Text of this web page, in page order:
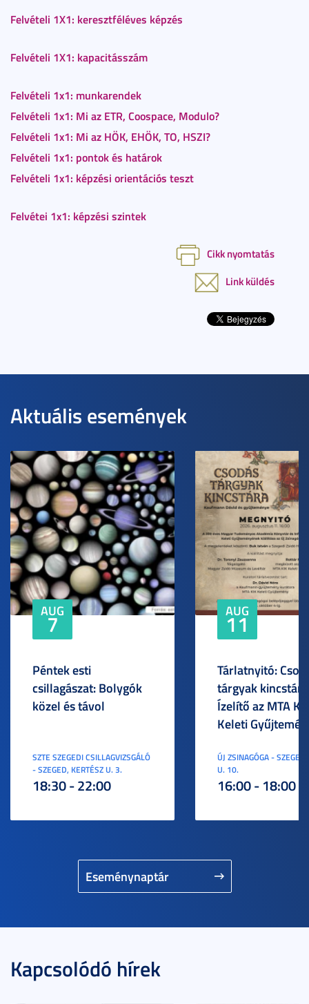
Felvételi 1X1: keresztféléves képzés
Felvételi 1X1: kapacitásszám
Felvételi 1x1: munkarendek
Felvételi 1x1: Mi az ETR, Coospace, Modulo?
Felvételi 1x1: Mi az HÖK, EHÖK, TO, HSZI?
Felvételi 1x1: pontok és határok
Felvételi 1x1: képzési orientációs teszt
Felvétei 1x1: képzési szintek
Cikk nyomtatás
Link küldés
Aktuális események
Eseménynaptár
AUG
7
Péntek esti
csillagászat: Bolygók
közel és távol
SZTE SZEGEDI CSILLAGVIZSGÁLÓ
- SZEGED, KERTÉSZ U. 3.
18:30 - 22:00
AUG
11
Tárlatnyitó:
tárgyak
Ízelítő az MTA
Keleti
ÚJ ZSINAGÓGA -
U. 10.
16:00 - 18:00
Kapcsolódó hírek